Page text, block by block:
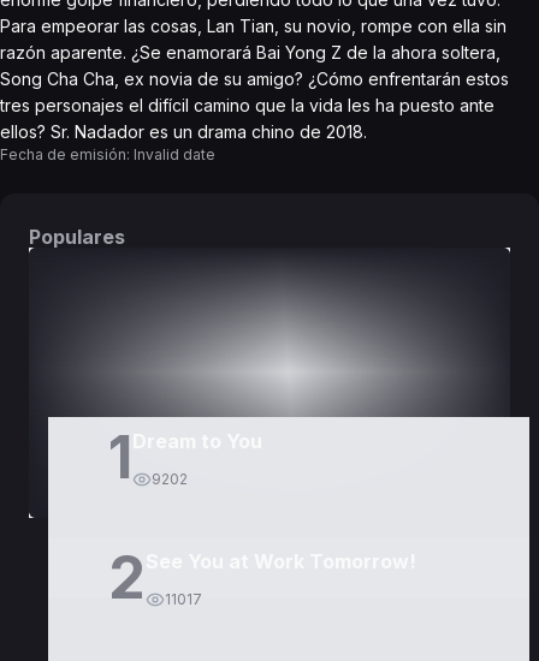
Para empeorar las cosas, Lan Tian, su novio, rompe con ella sin
razón aparente. ¿Se enamorará Bai Yong Z de la ahora soltera,
Song Cha Cha, ex novia de su amigo? ¿Cómo enfrentarán estos
tres personajes el difícil camino que la vida les ha puesto ante
ellos? Sr. Nadador es un drama chino de 2018.
Fecha de emisión: Invalid date
Populares
1 9202
2 11017